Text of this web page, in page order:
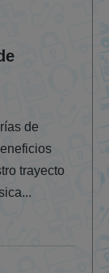
de
trayecto